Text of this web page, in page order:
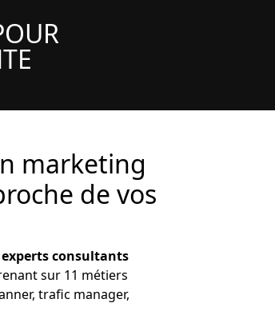
marketing
de vos
experts consultants
sur 11 métiers
trafic manager,